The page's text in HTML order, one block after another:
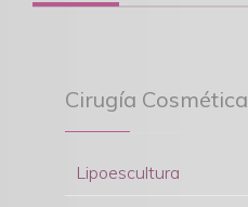
Cirugía Cosmética
Lipoescultura